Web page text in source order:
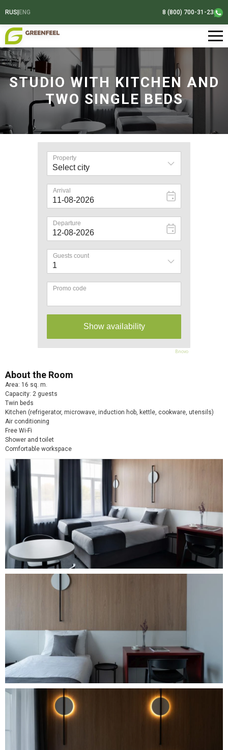
RUS ENG 8 (800) 700-31-23
STUDIO WITH KITCHEN AND
TWO SINGLE BEDS
Bnovo
About the Room
Area: 16 sq. m.
Capacity: 2 guests
Twin beds
Kitchen (refrigerator, microwave, induction hob, kettle, cookware, utensils)
Air conditioning
Free Wi-Fi
Shower and toilet
Comfortable workspace